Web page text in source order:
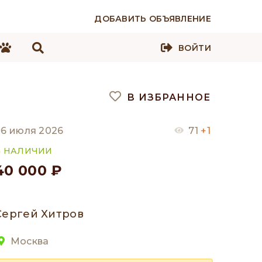
ДОБАВИТЬ ОБЪЯВЛЕНИЕ
ВОЙТИ
В ИЗБРАННОЕ
июля 2026 71 +1
НАЛИЧИИ
000 ₽
Хитров
Москва